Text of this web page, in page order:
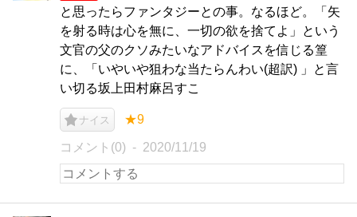
と思ったらファンタジーとの事。なるほど。「矢
を射る時は心を無に、一切の欲を捨てよ」という
文官の父のクソみたいなアドバイスを信じる篁
に、「いやいや狙わな当たらんわい(超訳) 」と言
い切る坂上田村麻呂すこ
ナイス ★9
コメント(0) 2020/11/19